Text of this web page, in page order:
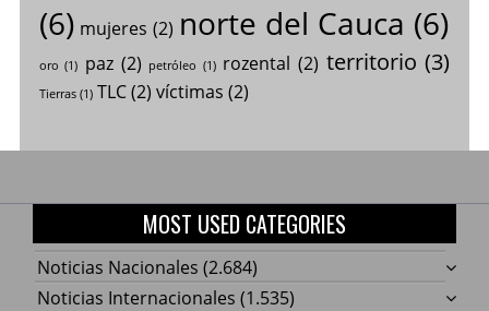
(6) mujeres (2) norte del Cauca (6)
oro (1) paz (2) petróleo (1) rozental (2) territorio (3)
Tierras(1) TLC(2) víctimas (2)
MOST USED CATEGORIES
Noticias Nacionales (2.684)
Noticias Internacionales (1.535)